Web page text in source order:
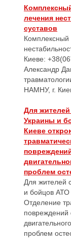
лечения
суставов
Комплексный
Киеве:
Александр
НАМНУ, г.
Для жителей
Украины и
Киеве
проблем
Для жителей
и бойцов АТО
Отделение
повреждений
проблем